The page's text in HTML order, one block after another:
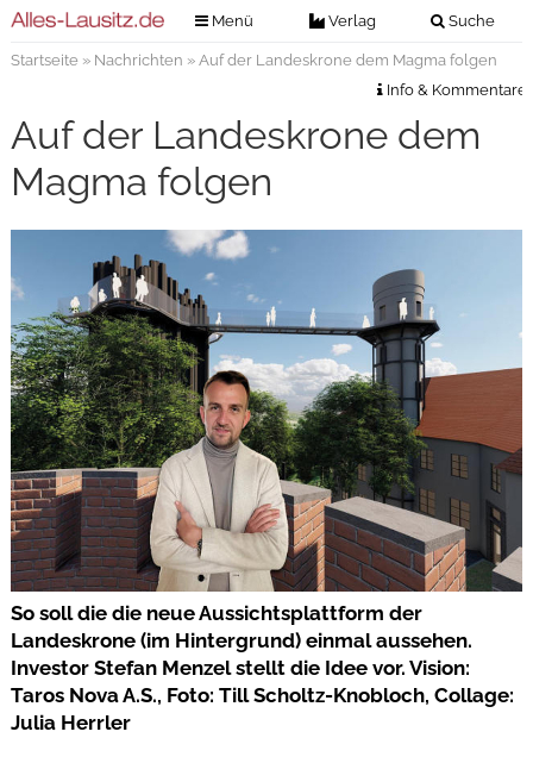
Menü Verlag Suche
Verlag
Kontakt
Impressum
Nachrichten
Anzeigenannahme
Anzeigensuche
Digitale Ausgaben
Startseite» Nachrichten » Auf der Landeskrone dem Magma folgen
Info & Kommentare
Auf der Landeskrone dem
Magma folgen
So soll die die neue Aussichtsplattform der
Landeskrone (im Hintergrund) einmal aussehen.
Investor Stefan Menzel stellt die Idee vor. Vision:
Taros Nova A.S., Foto: Till Scholtz-Knobloch, Collage:
Julia Herrler